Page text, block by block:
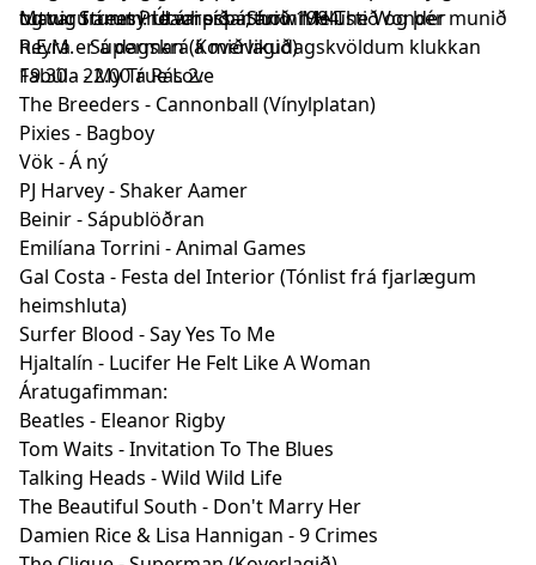
og var frumsýnd ári síðar, árið 1984.
tuttugu árum. Útvarpsþátturinn Hlustið og þér munið
heyra er á dagskrá á miðvikudagskvöldum klukkan
19.30 - 22.00 á Rás 2.
Manic Street Preachers - Show Me The Wonder
R.E.M. - Superman (Koverlagið)
Fabúla - My True Love
The Breeders - Cannonball (Vínylplatan)
Pixies - Bagboy
Vök - Á ný
PJ Harvey - Shaker Aamer
Beinir - Sápublöðran
Emilíana Torrini - Animal Games
Gal Costa - Festa del Interior (Tónlist frá fjarlægum
heimshluta)
Surfer Blood - Say Yes To Me
Hjaltalín - Lucifer He Felt Like A Woman
Áratugafimman:
Beatles - Eleanor Rigby
Tom Waits - Invitation To The Blues
Talking Heads - Wild Wild Life
The Beautiful South - Don't Marry Her
Damien Rice & Lisa Hannigan - 9 Crimes